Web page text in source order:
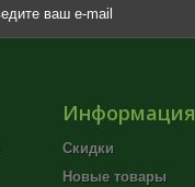
Информация
Скидки
Новые товары